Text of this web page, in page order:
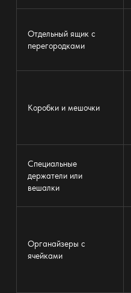
Отдельный ящик с
перегородками
Коробки и мешочки
Специальные
держатели или
вешалки
Органайзеры с
ячейками